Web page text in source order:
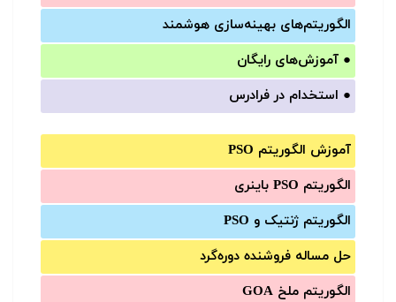
الگوریتم‌های بهینه‌سازی هوشمند
● آموزش‌های رایگان
● استخدام در فرادرس
آموزش الگوریتم PSO
الگوریتم PSO باینری
الگوریتم ژنتیک و PSO
حل مساله فروشنده دوره‌گرد
الگوریتم ملخ GOA